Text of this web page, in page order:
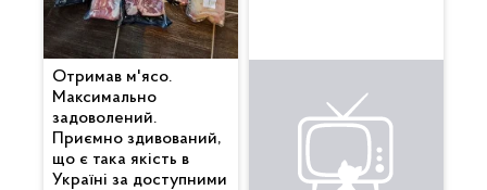
Отримав м'ясо.
Максимально
задоволений.
Приємно здивований,
що є така якість в
Україні за доступними
сподобалося. Гарно
упаковано. Бекончик
смачний 🥓 , вже
скоштував. Котлетки
піджарив теж — клас.